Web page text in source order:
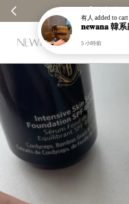
有人 added to cart
5 小時前